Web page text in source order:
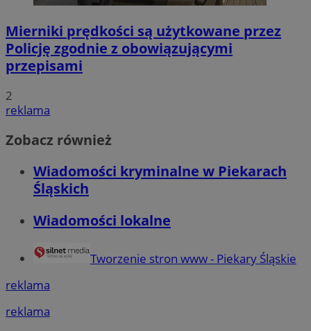
Mierniki prędkości są użytkowane przez
Policję zgodnie z obowiązującymi
przepisami
2
reklama
Zobacz również
Wiadomości kryminalne w Piekarach
Śląskich
Wiadomości lokalne
Tworzenie stron www - Piekary Śląskie
reklama
reklama
Niezbędne Wydajność Targetowanie
Niezbędne pliki cookie umożliwiają korzystanie z
logowanie użytkownika i zarządzanie kontem. Bez niezbędnych
SessID
QeSessID piekaryslaskie.com.pl
MvSessID
VISITOR_PRIVACY_METADATA